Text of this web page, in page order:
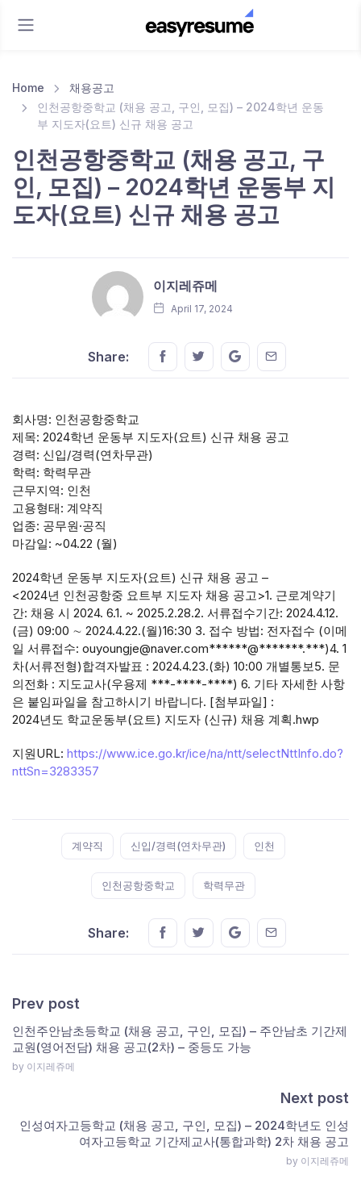
Home
채용공고
인천공항중학교 (채용 공고, 구인, 모집) – 2024학년 운동
부 지도자(요트) 신규 채용 공고
인천공항중학교 (채용 공고, 구
인, 모집) – 2024학년 운동부 지
도자(요트) 신규 채용 공고
이지레쥬메
April 17, 2024
Share: Share this on FaceBook
Share this on Twitter
Share this on GMail
Share this on
회사명: 인천공항중학교
제목: 2024학년 운동부 지도자(요트) 신규 채용 공고
경력: 신입/경력(연차무관)
학력: 학력무관
근무지역: 인천
고용형태: 계약직
업종: 공무원·공직
마감일: ~04.22 (월)
2024학년 운동부 지도자(요트) 신규 채용 공고 –
<2024년 인천공항중 요트부 지도자 채용 공고>1. 근로계약기
간: 채용 시 2024. 6.1. ~ 2025.2.28.2. 서류접수기간: 2024.4.12.
(금) 09:00 ∼ 2024.4.22.(월)16:30 3. 접수 방법: 전자접수 (이메
일 서류접수: ouyoungje@naver.com******@*******.***)4. 1
차(서류전형)합격자발표 : 2024.4.23.(화) 10:00 개별통보5. 문
의전화 : 지도교사(우용제 ***-****-****) 6. 기타 자세한 사항
은 붙임파일을 참고하시기 바랍니다. [첨부파일] :
2024년도 학교운동부(요트) 지도자 (신규) 채용 계획.hwp
지원URL: https://www.ice.go.kr/ice/na/ntt/selectNttInfo.do?
nttSn=3283357
계약직 신입/경력(연차무관) 인천
인천공항중학교 학력무관
Share: Share this on FaceBook
Share this on Twitter
Share this on GMail
Share this on
Prev post
인천주안남초등학교 (채용 공고, 구인, 모집) – 주안남초 기간제
교원(영어전담) 채용 공고(2차) – 중등도 가능
by 이지레쥬메
Next post
인성여자고등학교 (채용 공고, 구인, 모집) – 2024학년도 인성
여자고등학교 기간제교사(통합과학) 2차 채용 공고
by 이지레쥬메